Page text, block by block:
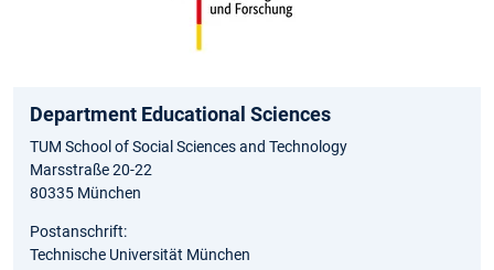
Department Educational Sciences
TUM School of Social Sciences and Technology
Marsstraße 20-22
80335 München
Postanschrift:
Technische Universität München